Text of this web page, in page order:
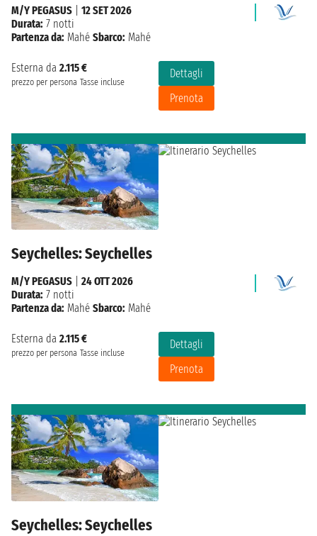
Esterna da 2.115 €
prezzo per persona Tasse incluse
Dettagli
Prenota
M/Y PEGASUS
12 SET 2026
Durata: 7 notti
Partenza da: Mahé Sbarco: Mahé
Seychelles: Seychelles
Esterna da 2.115 €
prezzo per persona Tasse incluse
Dettagli
Prenota
M/Y PEGASUS
24 OTT 2026
Durata: 7 notti
Partenza da: Mahé Sbarco: Mahé
Seychelles: Seychelles